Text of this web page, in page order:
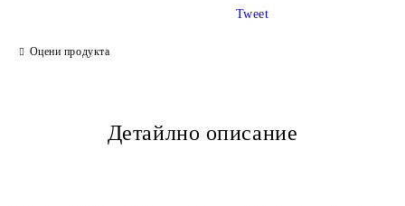
Оцени продукта
Tweet
Детайлно описание